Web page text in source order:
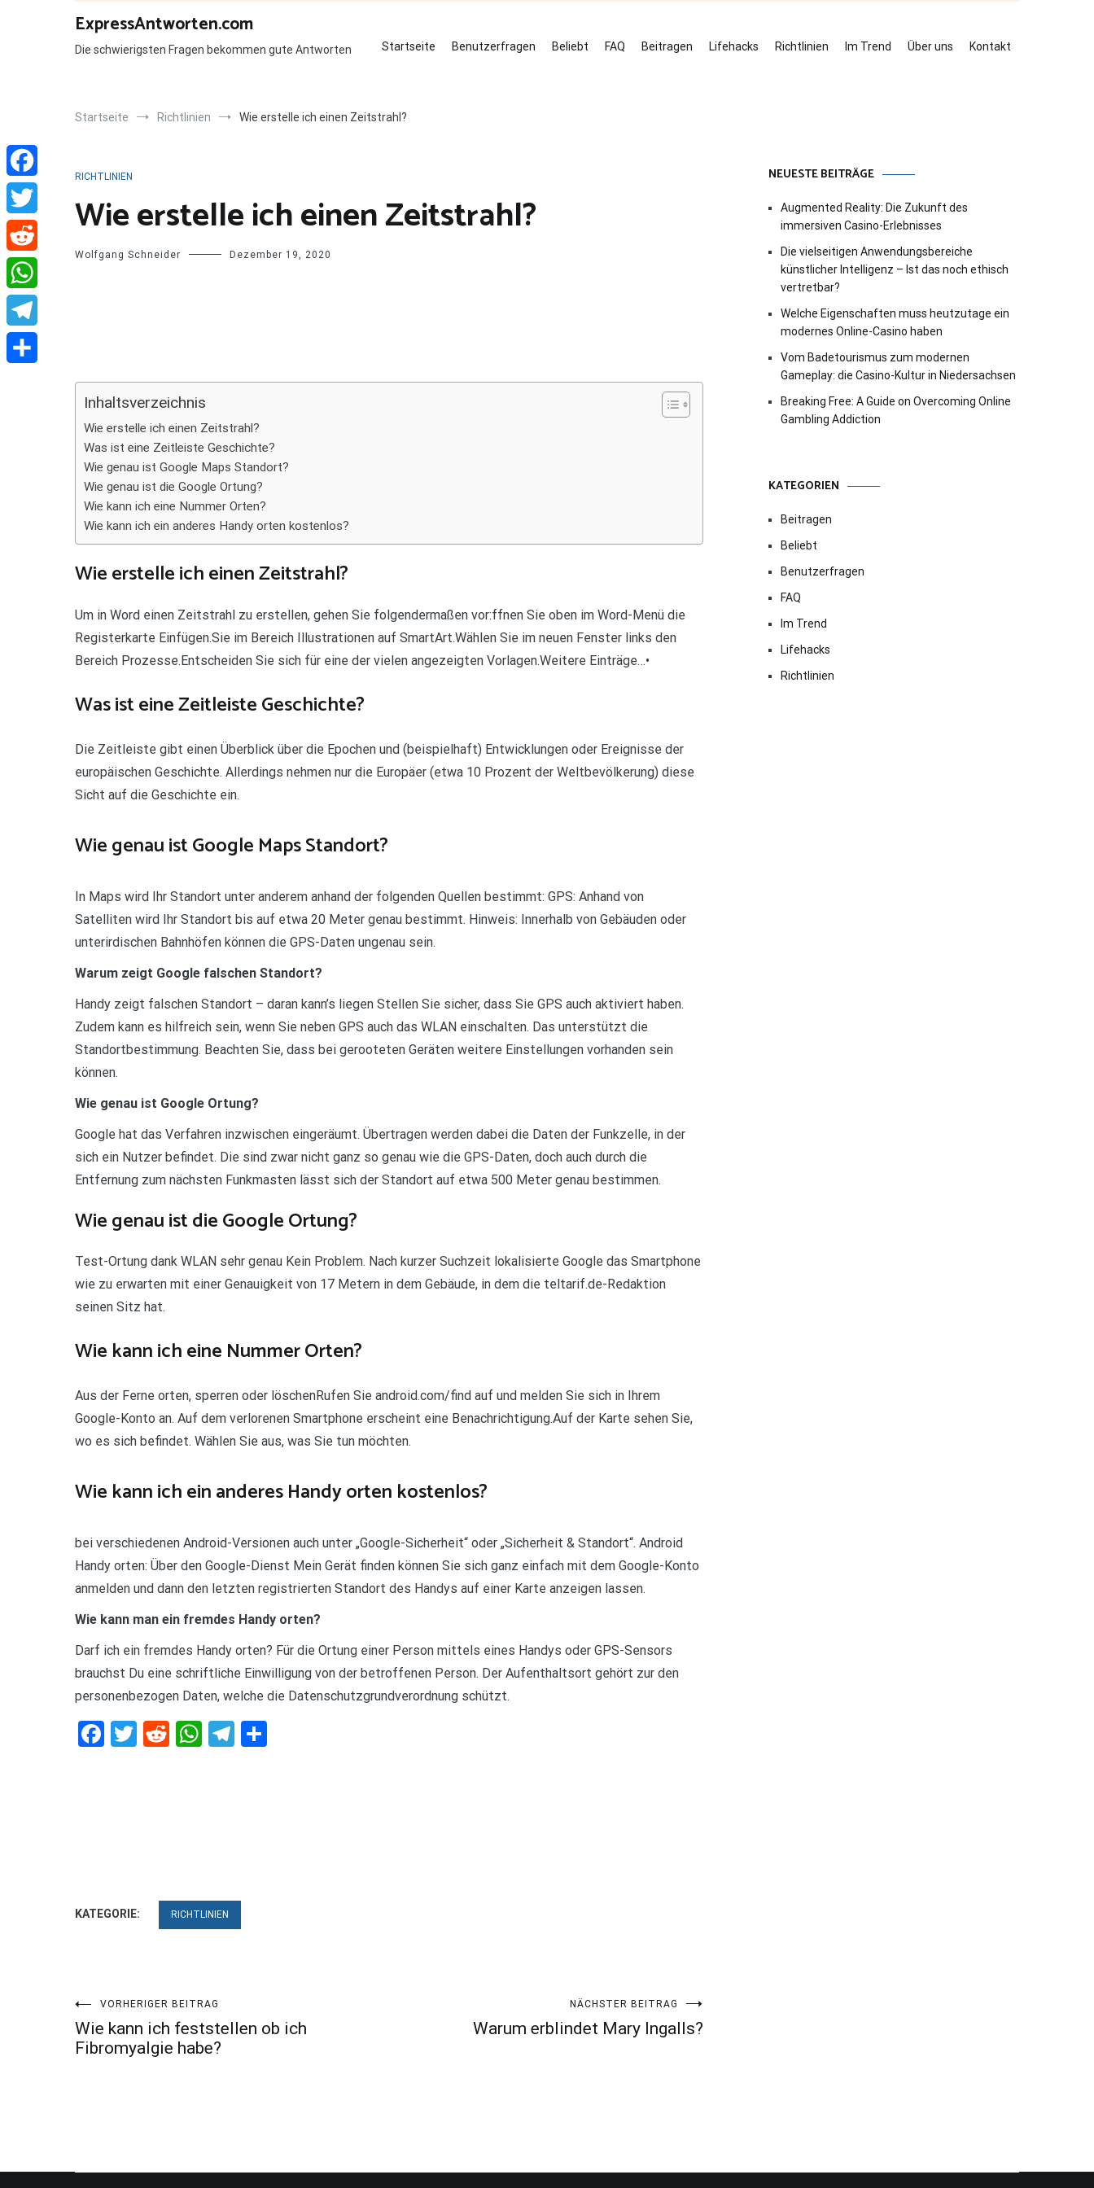
ExpressAntworten.com
Die schwierigsten Fragen bekommen gute Antworten Startseite Benutzerfragen Beliebt FAQ Beitragen Lifehacks Richtlinien Im Trend Über uns Kontakt
Startseite Richtlinien Wie erstelle ich einen Zeitstrahl?
RICHTLINIEN
Wie erstelle ich einen Zeitstrahl?
Wolfgang Schneider Dezember 19, 2020
Inhaltsverzeichnis
Wie erstelle ich einen Zeitstrahl?
Was ist eine Zeitleiste Geschichte?
Wie genau ist Google Maps Standort?
Wie genau ist die Google Ortung?
Wie kann ich eine Nummer Orten?
Wie kann ich ein anderes Handy orten kostenlos?
Wie erstelle ich einen Zeitstrahl?
Um in Word einen Zeitstrahl zu erstellen, gehen Sie folgendermaßen vor:ffnen Sie oben im Word-Menü die
Registerkarte Einfügen.Sie im Bereich Illustrationen auf SmartArt.Wählen Sie im neuen Fenster links den
Bereich Prozesse.Entscheiden Sie sich für eine der vielen angezeigten Vorlagen.Weitere Einträge…•
Was ist eine Zeitleiste Geschichte?
Die Zeitleiste gibt einen Überblick über die Epochen und (beispielhaft) Entwicklungen oder Ereignisse der
europäischen Geschichte. Allerdings nehmen nur die Europäer (etwa 10 Prozent der Weltbevölkerung) diese
Sicht auf die Geschichte ein.
Wie genau ist Google Maps Standort?
In Maps wird Ihr Standort unter anderem anhand der folgenden Quellen bestimmt: GPS: Anhand von
Satelliten wird Ihr Standort bis auf etwa 20 Meter genau bestimmt. Hinweis: Innerhalb von Gebäuden oder
unterirdischen Bahnhöfen können die GPS-Daten ungenau sein.
Warum zeigt Google falschen Standort?
Handy zeigt falschen Standort – daran kann’s liegen Stellen Sie sicher, dass Sie GPS auch aktiviert haben.
Zudem kann es hilfreich sein, wenn Sie neben GPS auch das WLAN einschalten. Das unterstützt die
Standortbestimmung. Beachten Sie, dass bei gerooteten Geräten weitere Einstellungen vorhanden sein
können.
Wie genau ist Google Ortung?
Google hat das Verfahren inzwischen eingeräumt. Übertragen werden dabei die Daten der Funkzelle, in der
sich ein Nutzer befindet. Die sind zwar nicht ganz so genau wie die GPS-Daten, doch auch durch die
Entfernung zum nächsten Funkmasten lässt sich der Standort auf etwa 500 Meter genau bestimmen.
Wie genau ist die Google Ortung?
Test-Ortung dank WLAN sehr genau Kein Problem. Nach kurzer Suchzeit lokalisierte Google das Smartphone
wie zu erwarten mit einer Genauigkeit von 17 Metern in dem Gebäude, in dem die teltarif.de-Redaktion
seinen Sitz hat.
Wie kann ich eine Nummer Orten?
Aus der Ferne orten, sperren oder löschenRufen Sie android.com/find auf und melden Sie sich in Ihrem
Google-Konto an. Auf dem verlorenen Smartphone erscheint eine Benachrichtigung.Auf der Karte sehen Sie,
wo es sich befindet. Wählen Sie aus, was Sie tun möchten.
Wie kann ich ein anderes Handy orten kostenlos?
bei verschiedenen Android-Versionen auch unter „Google-Sicherheit“ oder „Sicherheit & Standort“. Android
Handy orten: Über den Google-Dienst Mein Gerät finden können Sie sich ganz einfach mit dem Google-Konto
anmelden und dann den letzten registrierten Standort des Handys auf einer Karte anzeigen lassen.
Wie kann man ein fremdes Handy orten?
Darf ich ein fremdes Handy orten? Für die Ortung einer Person mittels eines Handys oder GPS-Sensors
brauchst Du eine schriftliche Einwilligung von der betroffenen Person. Der Aufenthaltsort gehört zur den
personenbezogen Daten, welche die Datenschutzgrundverordnung schützt.
Facebook
Twitter
RedditWhatsApp
Telegram
KATEGORIE: RICHTLINIEN
Beitragsnavigation
VORHERIGER BEITRAG
Wie kann ich feststellen ob ich
Fibromyalgie habe?
NÄCHSTER BEITRAG
Warum erblindet Mary Ingalls?
NEUESTE BEITRÄGE
Augmented Reality: Die Zukunft des
immersiven Casino-Erlebnisses
Die vielseitigen Anwendungsbereiche
künstlicher Intelligenz – Ist das noch ethisch
vertretbar?
Welche Eigenschaften muss heutzutage ein
modernes Online-Casino haben
Vom Badetourismus zum modernen
Gameplay: die Casino-Kultur in Niedersachsen
Breaking Free: A Guide on Overcoming Online
Gambling Addiction
KATEGORIEN
Beitragen
Beliebt
Benutzerfragen
FAQ
Im Trend
Lifehacks
Richtlinien
Facebook
Twitter
Reddit
WhatsApp
Telegram